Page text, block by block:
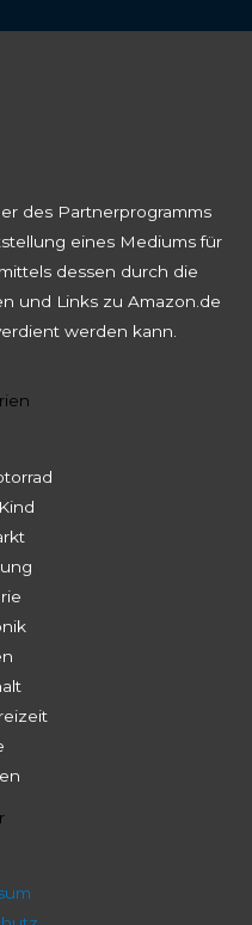
des Partnerprogramms
eines Mediums für
dessen durch die
und Links zu Amazon.de
werden kann.